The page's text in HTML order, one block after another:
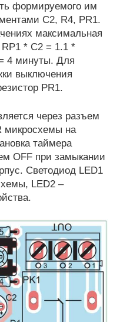
формируемого им
С2, R4, PR1.
максимальная
* C2 = 1.1 *
4 минуты. Для
выключения
PR1.
через разъем
микросхемы на
таймера
OFF при замыкании
Светодиод LED1
LED2 –